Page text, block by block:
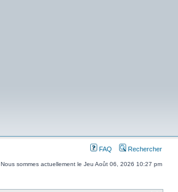
FAQ Rechercher
Nous sommes actuellement le Jeu Août 06, 2026 10:27 pm